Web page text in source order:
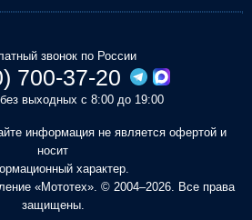
звонок по России
700-37-20
выходных с 8:00 до 19:00
информация не является офертой и
носит
характер.
«Мототех». © 2004–2026. Все права
защищены.